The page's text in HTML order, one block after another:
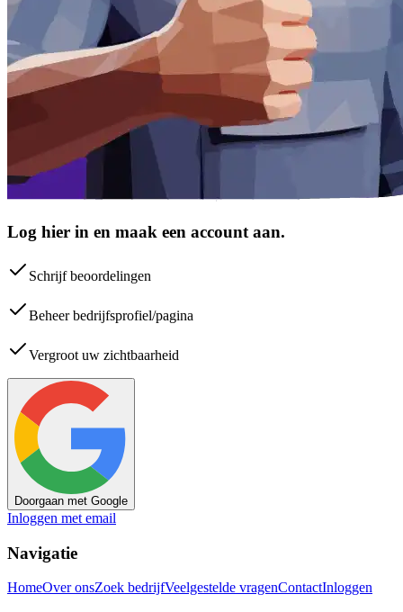
Log hier in en maak een account aan.
Schrijf beoordelingen
Beheer bedrijfsprofiel/pagina
Vergroot uw zichtbaarheid
Doorgaan met Google
Inloggen met email
Navigatie
HomeOver onsZoek bedrijfVeelgestelde vragenContactInloggen